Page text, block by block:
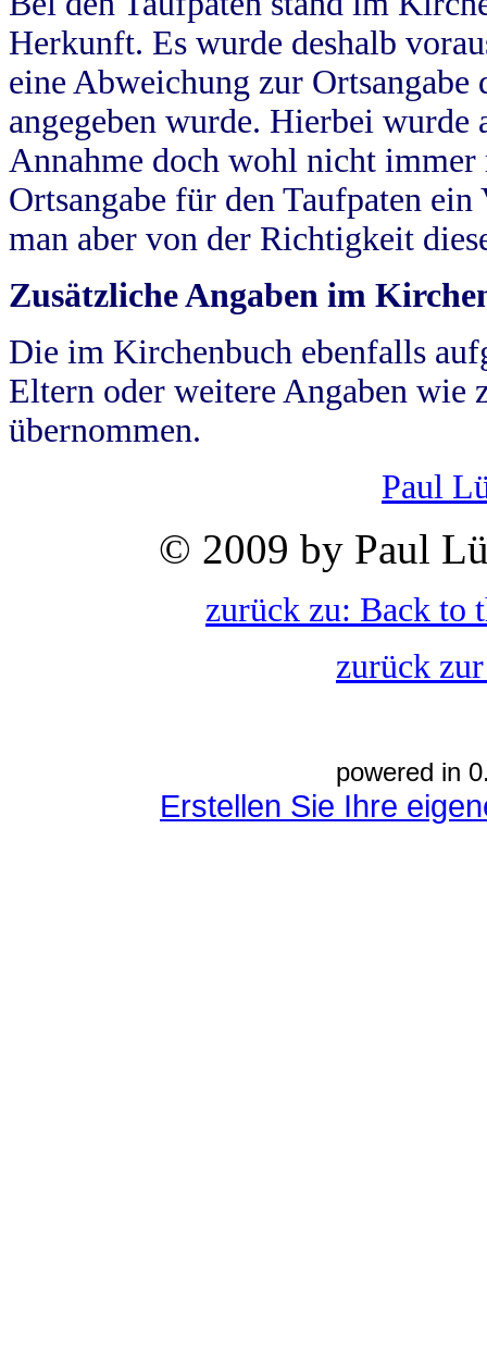
Herkunft. Es wurde deshalb
eine Abweichung zur
angegeben wurde. Hierbei wurde
Annahme doch wohl nicht
Ortsangabe für den Taufpaten
man aber von der Richtigkeit
Zusätzliche Angaben im
Die im Kirchenbuch ebenfalls
Eltern oder weitere Angaben wie
übernommen.
Paul
© 2009 by Paul
zurück zu: Back to
zurück
powered in
Erstellen Sie Ihre